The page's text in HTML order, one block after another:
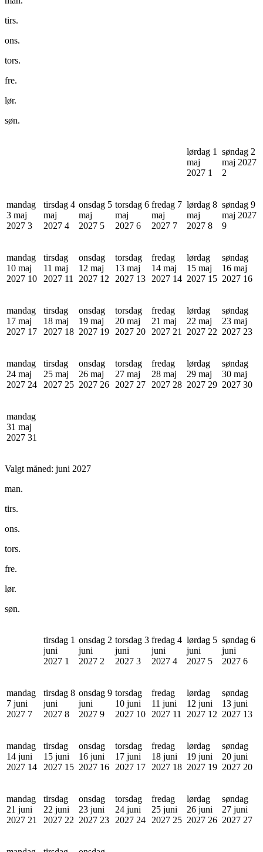
tirs.
ons.
tors.
fre.
lør.
søn.
lørdag 1
maj
2027 1
søndag 2
maj 2027
2
mandag
3 maj
2027 3
tirsdag 4
maj
2027 4
onsdag 5
maj
2027 5
torsdag 6
maj
2027 6
fredag 7
maj
2027 7
lørdag 8
maj
2027 8
søndag 9
maj 2027
9
mandag
10 maj
2027 10
tirsdag
11 maj
2027 11
onsdag
12 maj
2027 12
torsdag
13 maj
2027 13
fredag
14 maj
2027 14
lørdag
15 maj
2027 15
søndag
16 maj
2027 16
mandag
17 maj
2027 17
tirsdag
18 maj
2027 18
onsdag
19 maj
2027 19
torsdag
20 maj
2027 20
fredag
21 maj
2027 21
lørdag
22 maj
2027 22
søndag
23 maj
2027 23
mandag
24 maj
2027 24
tirsdag
25 maj
2027 25
onsdag
26 maj
2027 26
torsdag
27 maj
2027 27
fredag
28 maj
2027 28
lørdag
29 maj
2027 29
søndag
30 maj
2027 30
mandag
31 maj
2027 31
Valgt måned: juni 2027
man.
tirs.
ons.
tors.
fre.
lør.
søn.
tirsdag 1
juni
2027 1
onsdag 2
juni
2027 2
torsdag 3
juni
2027 3
fredag 4
juni
2027 4
lørdag 5
juni
2027 5
søndag 6
juni
2027 6
mandag
7 juni
2027 7
tirsdag 8
juni
2027 8
onsdag 9
juni
2027 9
torsdag
10 juni
2027 10
fredag
11 juni
2027 11
lørdag
12 juni
2027 12
søndag
13 juni
2027 13
mandag
14 juni
2027 14
tirsdag
15 juni
2027 15
onsdag
16 juni
2027 16
torsdag
17 juni
2027 17
fredag
18 juni
2027 18
lørdag
19 juni
2027 19
søndag
20 juni
2027 20
mandag
21 juni
2027 21
tirsdag
22 juni
2027 22
onsdag
23 juni
2027 23
torsdag
24 juni
2027 24
fredag
25 juni
2027 25
lørdag
26 juni
2027 26
søndag
27 juni
2027 27